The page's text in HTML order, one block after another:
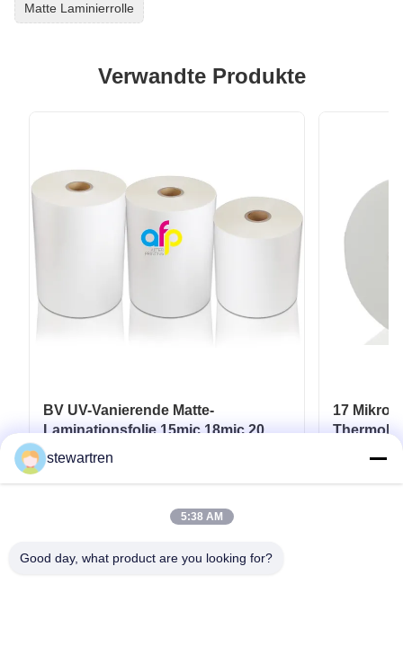
Matte Laminierrolle
Verwandte Produkte
BV UV-Vanierende Matte-
Laminationsfolie 15mic 18mic 20mic
23mic 25mic
17 Mikron
Spot-UV
stewartren
5:38 AM
Good day, what product are you looking for?